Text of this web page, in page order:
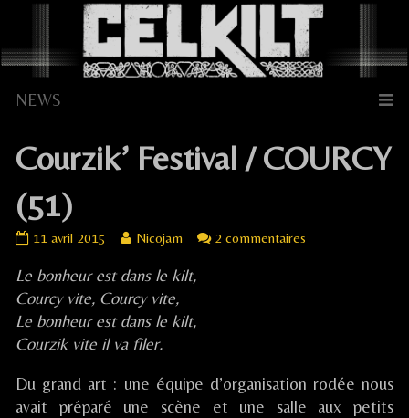
content
Courzik’ Festival / COURCY
(51)
Courzik’
/
COURCY
(51)
published
on
11 avril 2015
Read
posts
by
author
of
Festival
/
Nicojam 2 commentaires
Le bonheur est dans le kilt,
Courcy vite, Courcy vite,
Le bonheur est dans le kilt,
Courzik vite il va filer.
Du grand art : une équipe d’organisation rodée nous
avait préparé une scène et une salle aux petits